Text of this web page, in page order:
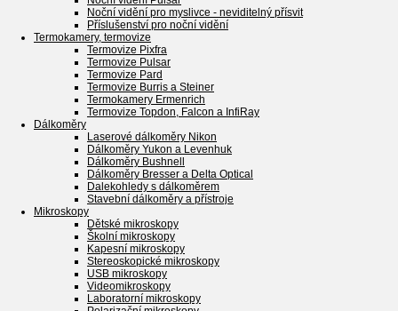
Noční vidění pro myslivce - neviditelný přísvit
Příslušenství pro noční vidění
Termokamery, termovize
Termovize Pixfra
Termovize Pulsar
Termovize Pard
Termovize Burris a Steiner
Termokamery Ermenrich
Termovize Topdon, Falcon a InfiRay
Dálkoměry
Laserové dálkoměry Nikon
Dálkoměry Yukon a Levenhuk
Dálkoměry Bushnell
Dálkoměry Bresser a Delta Optical
Dalekohledy s dálkoměrem
Stavební dálkoměry a přístroje
Mikroskopy
Dětské mikroskopy
Školní mikroskopy
Kapesní mikroskopy
Stereoskopické mikroskopy
USB mikroskopy
Videomikroskopy
Laboratorní mikroskopy